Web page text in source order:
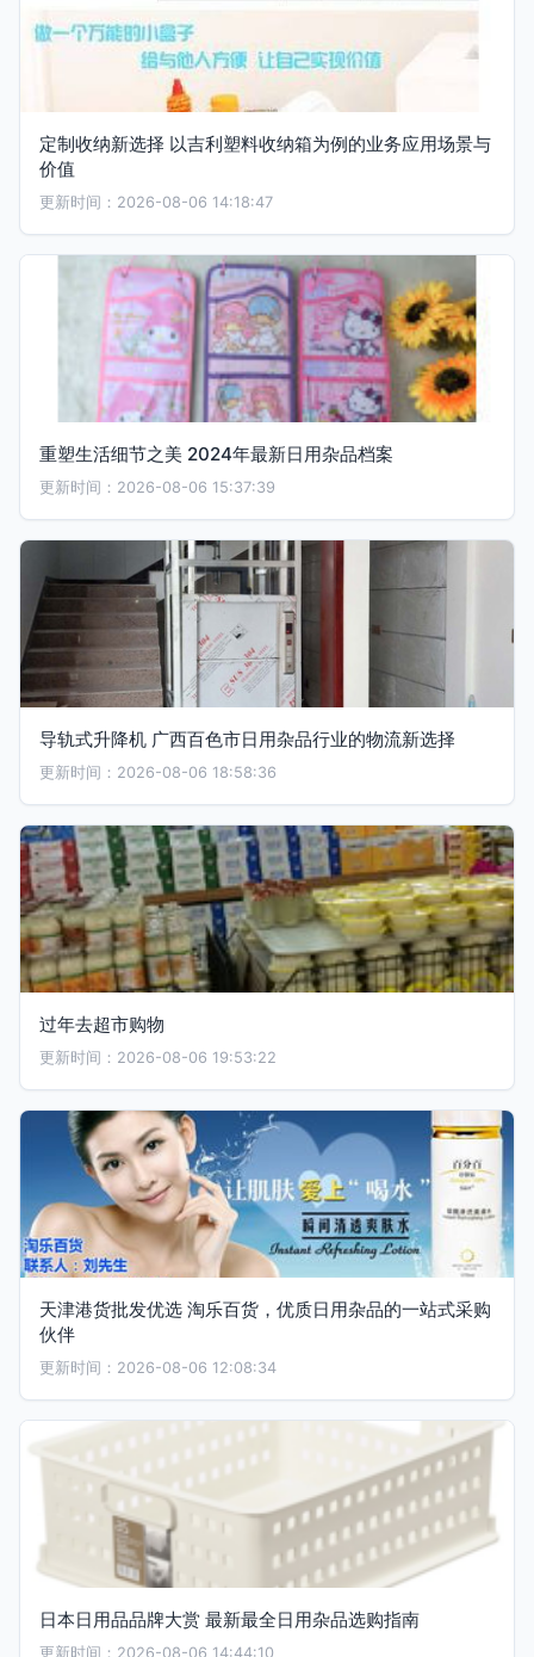
定制收纳新选择 以吉利塑料收纳箱为例的业务应用场景与
价值
更新时间：2026-08-06 14:18:47
重塑生活细节之美 2024年最新日用杂品档案
更新时间：2026-08-06 15:37:39
导轨式升降机 广西百色市日用杂品行业的物流新选择
更新时间：2026-08-06 18:58:36
过年去超市购物
更新时间：2026-08-06 19:53:22
天津港货批发优选 淘乐百货，优质日用杂品的一站式采购
伙伴
更新时间：2026-08-06 12:08:34
日本日用品品牌大赏 最新最全日用杂品选购指南
更新时间：2026-08-06 14:44:10